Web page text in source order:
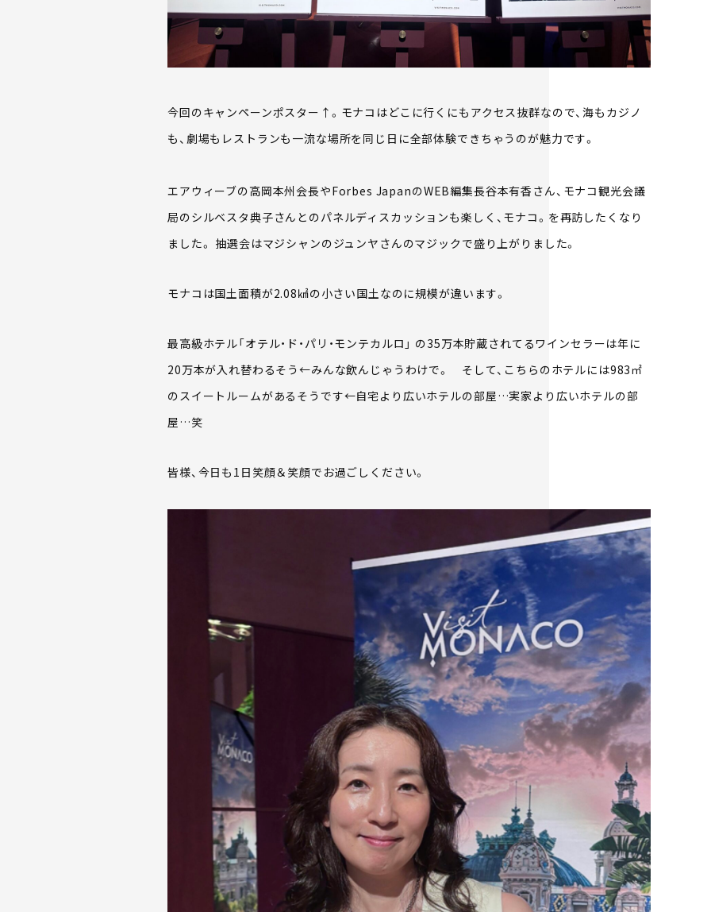
今回のキャンペーンポスター↑。モナコはどこに行くにもアクセス抜群なので、海もカジノ
も、劇場もレストランも一流な場所を同じ日に全部体験できちゃうのが魅力です。
エアウィーブの高岡本州会長やForbes JapanのWEB編集長谷本有香さん、モナコ観光会議
局のシルベスタ典子さんとのパネルディスカッションも楽しく、モナコ。を再訪したくなり
ました。 抽選会はマジシャンのジュンヤさんのマジックで盛り上がりました。
モナコは国土面積が2.08㎢の小さい国土なのに規模が違います。
最高級ホテル「オテル・ド・パリ・モンテカルロ」 の35万本貯蔵されてるワインセラーは年に
20万本が入れ替わるそう←みんな飲んじゃうわけで。 そして、こちらのホテルには983㎡
のスイートルームがあるそうです←自宅より広いホテルの部屋…実家より広いホテルの部
屋…笑
皆様、今日も1日笑顔＆笑顔でお過ごしください。